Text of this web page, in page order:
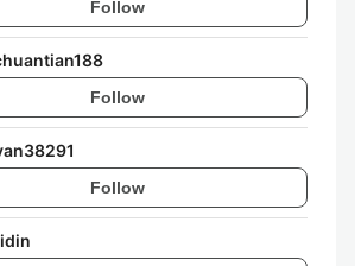
Follow
Follow
Follow